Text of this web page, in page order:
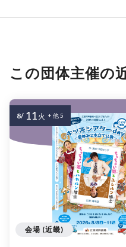
この団体主催の
会場 (近畿)
8/ 11 火 + 他 5